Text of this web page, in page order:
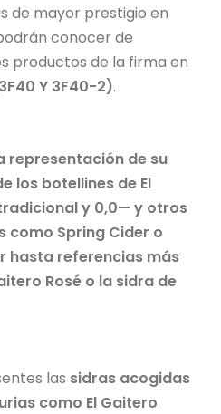
de mayor prestigio en
conocer de
productos de la firma en
Y 3F40-2).
representación de su
los botellines de El
y 0,0— y otros
como Spring Cider o
hasta referencias más
Rosé o la sidra de
las sidras acogidas
como El Gaitero